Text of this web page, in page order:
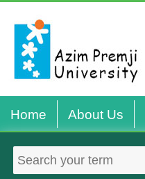
Home About Us